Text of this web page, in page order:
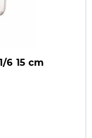
6 15 cm